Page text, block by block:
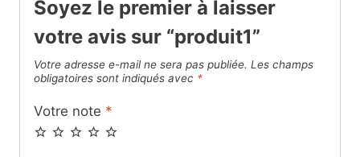
Soyez le premier à laisser
votre avis sur “produit1”
Votre adresse e-mail ne sera pas publiée. Les champs
obligatoires sont indiqués avec *
Votre note *